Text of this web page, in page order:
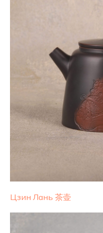
Цзин Лань 茶壶